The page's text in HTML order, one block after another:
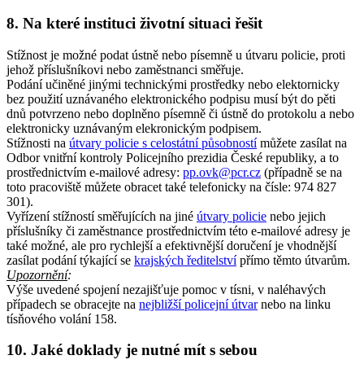
8. Na které instituci životní situaci řešit
Stížnost je možné podat ústně nebo písemně u útvaru policie, proti
jehož příslušníkovi nebo zaměstnanci směřuje.
Podání učiněné jinými technickými prostředky nebo elektornicky
bez použití uznávaného elektronického podpisu musí být do pěti
dnů potvrzeno nebo doplněno písemně či ústně do protokolu a nebo
elektronicky uznávaným elekronickým podpisem.
Stížnosti na útvary policie s celostátní působnostímůžete zasílat na
Odbor vnitřní kontroly Policejního prezidia České republiky, a to
prostřednictvím e-mailové adresy: pp.ovk@pcr.cz (případně se na
toto pracoviště můžete obracet také telefonicky na čísle: 974 827
301).
Vyřízení stížností směřujících na jiné útvary policie nebo jejich
příslušníky či zaměstnance prostřednictvím této e-mailové adresy je
také možné, ale pro rychlejší a efektivnější doručení je vhodnější
zasílat podání týkající se krajských ředitelstvípřímo těmto útvarům.
Upozornění:
Výše uvedené spojení nezajišťuje pomoc v tísni, v naléhavých
případech se obracejte na nejbližší policejní útvarnebo na linku
tísňového volání 158.
10. Jaké doklady je nutné mít s sebou